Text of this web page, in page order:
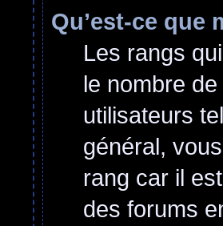
Qu’est-ce que
Les rangs
le nombre
utilisateurs
général,
rang car il
des forums